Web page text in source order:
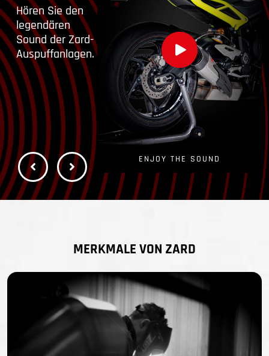
Hören Sie den
legendären
Sound der Zard-
Auspuff­anlagen.
ENJOY THE SOUND
MERKMALE VON ZARD